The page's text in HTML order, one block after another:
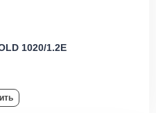
1020/1.2E